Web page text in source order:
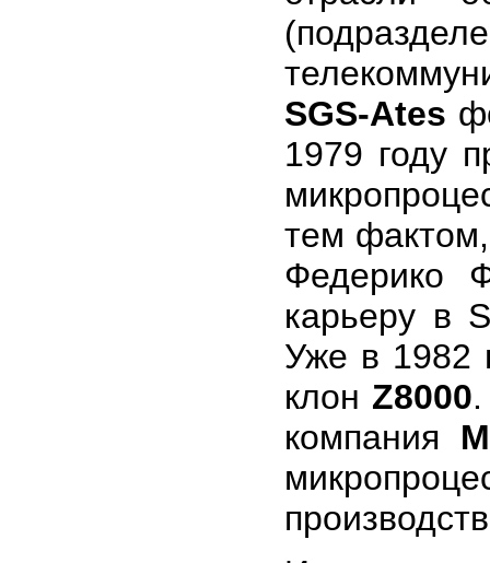
SGS-Ates
1979 году
тем
Федерико
карьеру в
Уже в 1982
клон Z8000
компания